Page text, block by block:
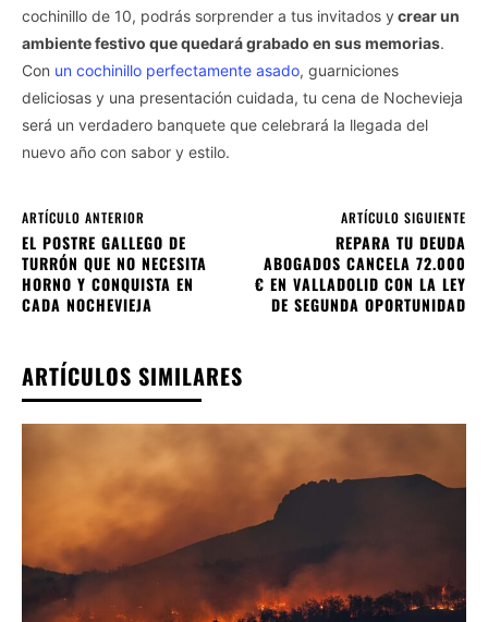
cochinillo de 10, podrás sorprender a tus invitados y crear un
ambiente festivo que quedará grabado en sus memorias.
Con un cochinillo perfectamente asado, guarniciones
deliciosas y una presentación cuidada, tu cena de Nochevieja
será un verdadero banquete que celebrará la llegada del
nuevo año con sabor y estilo.
ARTÍCULO ANTERIOR
EL POSTRE GALLEGO DE
TURRÓN QUE NO NECESITA
HORNO Y CONQUISTA EN
CADA NOCHEVIEJA
ARTÍCULO SIGUIENTE
REPARA TU DEUDA
ABOGADOS CANCELA 72.000
€ EN VALLADOLID CON LA LEY
DE SEGUNDA OPORTUNIDAD
ARTÍCULOS SIMILARES